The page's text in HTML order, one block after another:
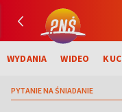
WYDANIA WIDEO
PYTANIE NA ŚNIADANIE